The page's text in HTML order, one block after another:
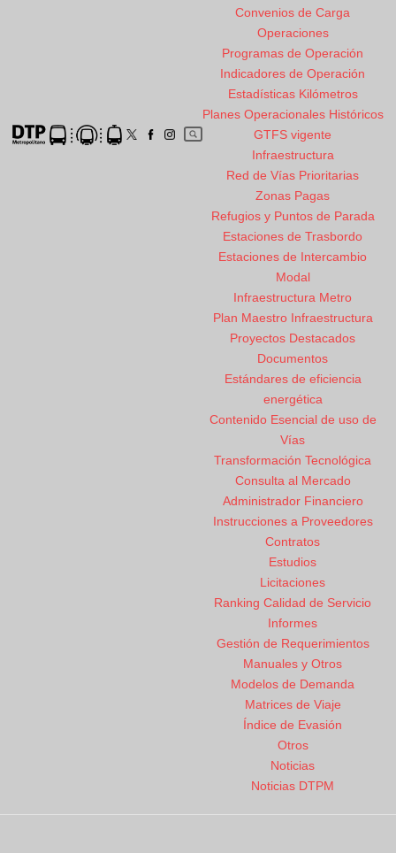
Convenios de Carga
Operaciones
Programas de Operación
Indicadores de Operación
Estadísticas Kilómetros
Planes Operacionales Históricos
GTFS vigente
Infraestructura
Red de Vías Prioritarias
Zonas Pagas
Refugios y Puntos de Parada
Estaciones de Trasbordo
Estaciones de Intercambio
Modal
Infraestructura Metro
Plan Maestro Infraestructura
Proyectos Destacados
Documentos
Estándares de eficiencia
energética
Contenido Esencial de uso de
Vías
Transformación Tecnológica
Consulta al Mercado
Administrador Financiero
Instrucciones a Proveedores
Contratos
Estudios
Licitaciones
Ranking Calidad de Servicio
Informes
Gestión de Requerimientos
Manuales y Otros
Modelos de Demanda
Matrices de Viaje
Índice de Evasión
Otros
Noticias
Noticias DTPM